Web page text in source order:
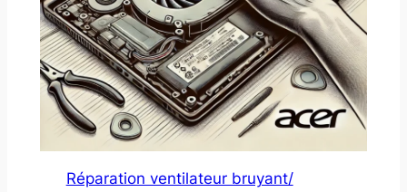
Réparation ventilateur bruyant/